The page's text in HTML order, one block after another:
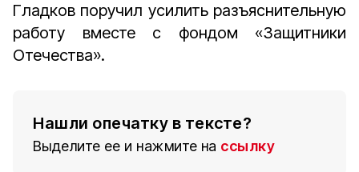
Гладков поручил усилить разъяснительную
работу вместе с фондом «Защитники
Отечества».
Нашли опечатку в тексте?
Выделите ее и нажмите на ссылку